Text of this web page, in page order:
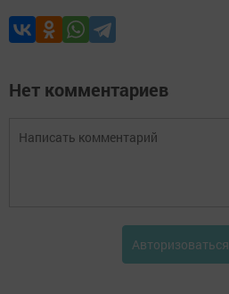
Нет комментариев
Авторизоваться